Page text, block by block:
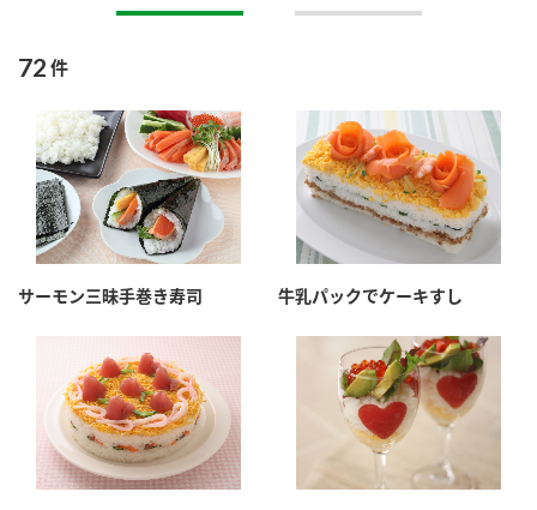
お酢ドリンク ぽん酢
みりん風・料理酒 鍋用調味料
つゆ たれ
スープ 中華
ブランド・スペシャルサイト
ブランド・スペシャルサイト トップ
商品ブランドサイト
カンタン酢
お酢ドリンク
味ぽん
ぽん酢
企業情報
ミツカングループについて
企業理念
ミツカンを知る
環境への取り組み
採用情報
72 件
サーモン三昧手巻き寿司 牛乳パックでケーキすし